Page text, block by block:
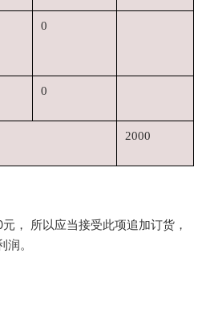
0
0
2000
， 所以应当接受此项追加订货，
。